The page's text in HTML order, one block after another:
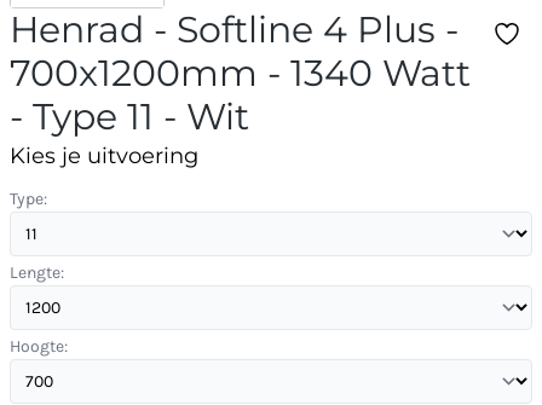
Henrad - Softline 4 Plus -
700x1200mm - 1340 Watt
- Type 11 - Wit
Kies je uitvoering
Type:
Lengte:
Hoogte: